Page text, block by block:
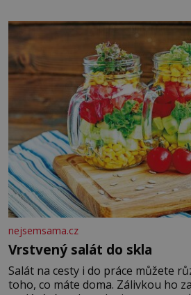
blonďaté vlásky. Fakt, že jsou těla dávných lidí nesmírně
dobře zachovalá, přičítají odborníci
podmínkám. Sucho, prosolené
nejsemsama.cz
Vrstvený salát do skla
Salát na cesty i do práce můžete
toho, co máte doma. Zálivkou ho